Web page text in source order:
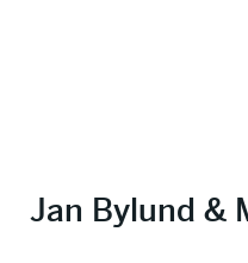
Jan Bylund &